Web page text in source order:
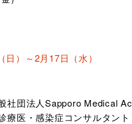
）～2月17日（水）
社団法人Sapporo Medical
療医・感染症コンサルタン